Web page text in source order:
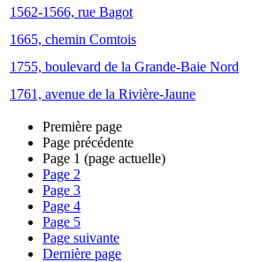
1562-1566, rue Bagot
1665, chemin Comtois
1755, boulevard de la Grande-Baie Nord
1761, avenue de la Rivière-Jaune
Première page
Page précédente
Page 1 (page actuelle)
Page 2
Page 3
Page 4
Page 5
Page suivante
Dernière page